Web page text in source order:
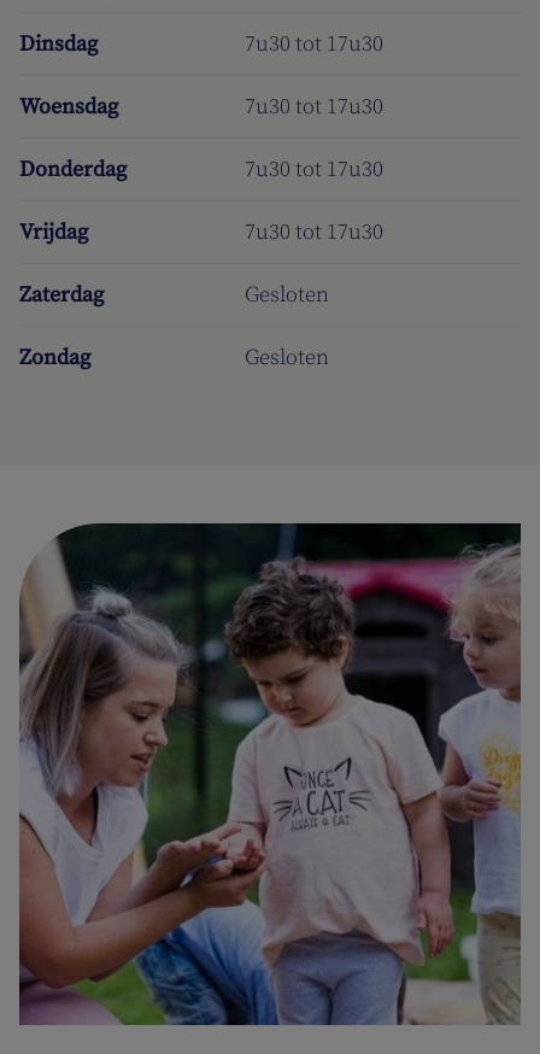
Dinsdag 7u30 tot 17u30
Woensdag 7u30 tot 17u30
Donderdag 7u30 tot 17u30
Vrijdag 7u30 tot 17u30
Zaterdag Gesloten
Zondag Gesloten